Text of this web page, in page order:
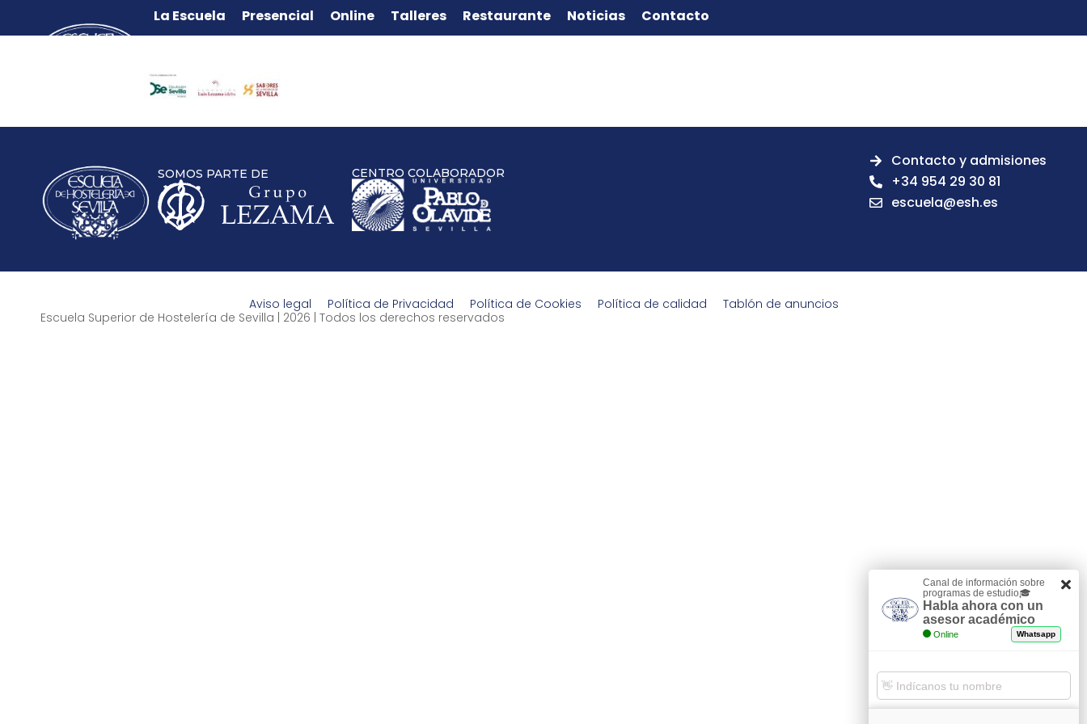
La Escuela Presencial Online Talleres Restaurante Noticias Contacto
SOMOS PARTE DE CENTRO COLABORADOR
Contacto y admisiones
+34 954 29 30 81
escuela@esh.es
Aviso legal Política de Privacidad Política de Cookies Política de calidad
Tablón de anuncios
Escuela Superior de Hostelería de Sevilla | 2026 | Todos los derechos reservados
Canal de información sobre
programas de estudio🎓
Habla ahora con un
asesor académico
Online Whatsapp